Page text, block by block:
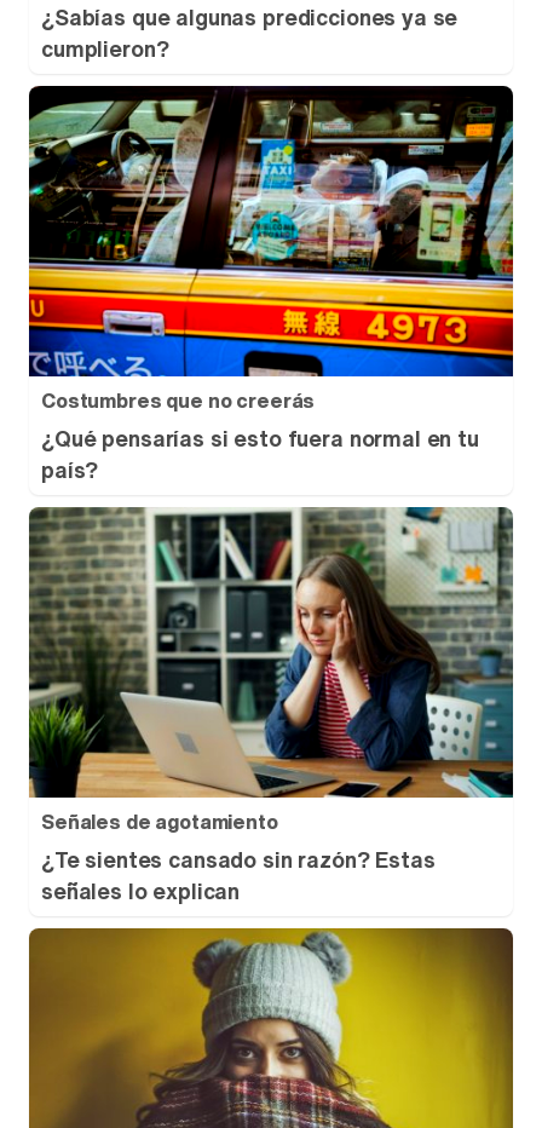
¿Sabías que algunas predicciones ya se
cumplieron?
Costumbres que no creerás
¿Qué pensarías si esto fuera normal en tu
país?
Señales de agotamiento
¿Te sientes cansado sin razón? Estas
señales lo explican